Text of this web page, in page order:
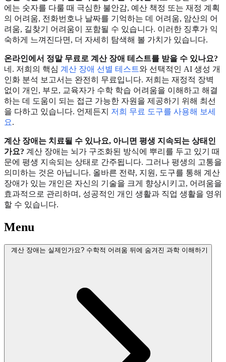
에는 숫자를 다룰 때 극심한 불안감, 예산 책정 또는 재정 계획
의 어려움, 전화번호나 날짜를 기억하는 데 어려움, 암산의 어
려움, 길찾기 어려움이 포함될 수 있습니다. 이러한 징후가 익
숙하게 느껴진다면, 더 자세히 탐색해 볼 가치가 있습니다.
온라인에서 정말 무료로 계산 장애 테스트를 받을 수 있나요?
네. 저희의 핵심 계산 장애 선별 테스트와 선택적인 AI 생성 개
인화 분석 보고서는 완전히 무료입니다. 저희는 재정적 장벽
없이 개인, 부모, 교육자가 수학 학습 어려움을 이해하고 해결
하는 데 도움이 되는 접근 가능한 자원을 제공하기 위해 최선
을 다하고 있습니다. 언제든지 저희 무료 도구를 사용해 보세
요.
계산 장애는 치료될 수 있나요, 아니면 평생 지속되는 상태인
가요? 계산 장애는 뇌가 구조화된 방식에 뿌리를 두고 있기 때
문에 평생 지속되는 상태로 간주됩니다. 그러나 평생의 고통을
의미하는 것은 아닙니다. 올바른 전략, 지원, 도구를 통해 계산
장애가 있는 개인은 자신의 기술을 크게 향상시키고, 어려움을
효과적으로 관리하며, 성공적인 개인 생활과 직업 생활을 영위
할 수 있습니다.
Menu
계산 장애는 실제인가요? 수학적 어려움 뒤에 숨겨진 과학 이해하기